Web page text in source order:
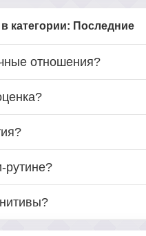
категории: Последние
отношения?
рутине?